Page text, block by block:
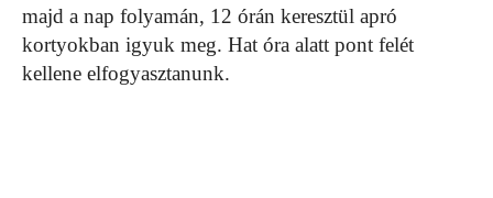
majd a nap folyamán, 12 órán keresztül apró
kortyokban igyuk meg. Hat óra alatt pont felét
kellene elfogyasztanunk.